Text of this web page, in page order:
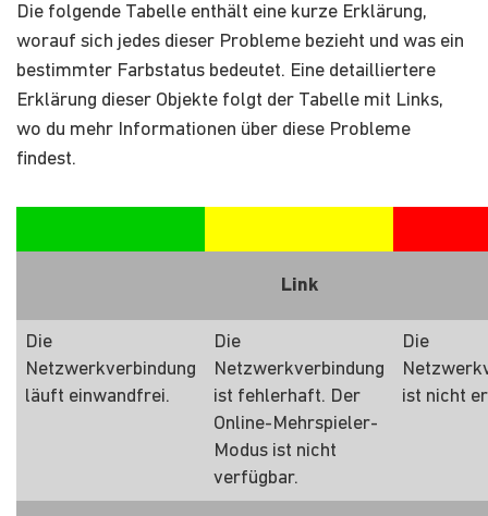
Die folgende Tabelle enthält eine kurze Erklärung,
worauf sich jedes dieser Probleme bezieht und was ein
bestimmter Farbstatus bedeutet. Eine detailliertere
Erklärung dieser Objekte folgt der Tabelle mit Links,
wo du mehr Informationen über diese Probleme
findest.
Link
Die
Netzwerkverbindung
läuft einwandfrei.
Die
Netzwerkverbindung
ist fehlerhaft. Der
Online-Mehrspieler-
Modus ist nicht
verfügbar.
Die
ist nicht